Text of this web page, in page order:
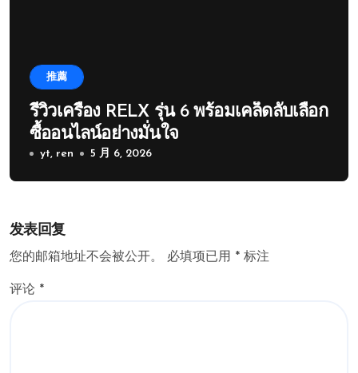
推薦
รีวิวเครื่อง RELX รุ่น 6 พร้อมเคล็ดลับเลือก
ซื้ออนไลน์อย่างมั่นใจ
yt, ren 5 月 6, 2026
发表回复
您的邮箱地址不会被公开。 必填项已用 * 标注
评论 *